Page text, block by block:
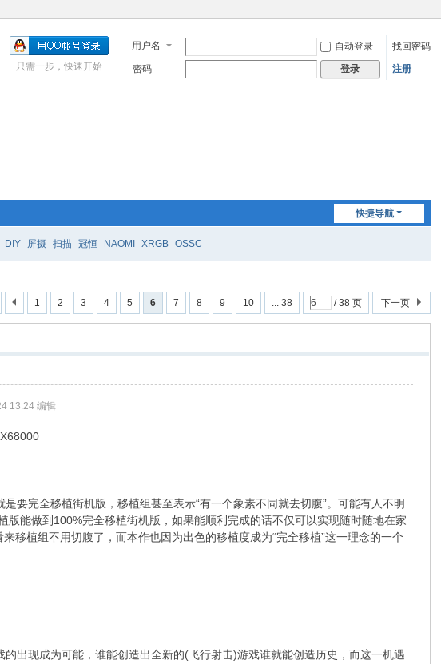
用户名 自动登录
找回密码
密码
登录 注册
只需一步，快速开始
快捷导航
DIY 屏摄 扫描 冠恒 NAOMI XRGB OSSC
1 2 3 4 5 6 7 8 9 10 ... 38 / 38 页 下一页
13:24 编辑
要完全移植街机版，移植组甚至表示“有一个象素不同就去切腹”。可能有人不明
能做到100%完全移植街机版，如果能顺利完成的话不仅可以实现随时随地在家
移植组不用切腹了，而本作也因为出色的移植度成为“完全移植”这一理念的一个
出现成为可能，谁能创造出全新的(飞行射击)游戏谁就能创造历史，而这一机遇